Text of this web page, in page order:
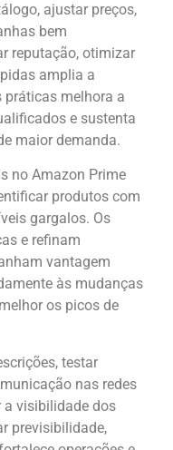
ajustar preços,
bem
reputação, otimizar
amplia a
melhora a
e sustenta
maior demanda.
no Amazon Prime
produtos com
gargalos. Os
e refinam
vantagem
às mudanças
os picos de
testar
nas redes
visibilidade dos
previsibilidade,